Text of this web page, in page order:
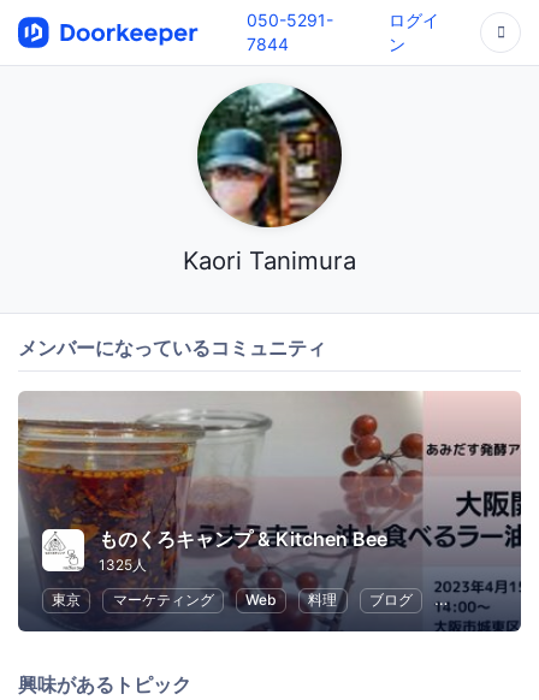
050-5291-
7844
ログイ
ン
Kaori Tanimura
メンバーになっているコミュニティ
ものくろキャンプ & Kitchen Bee
1325人
東京
マーケティング Web 料理 ブログ SEO（検索エ
興味があるトピック